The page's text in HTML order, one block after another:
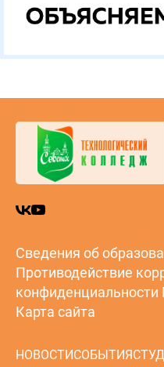
Сведения об
Противодействие
конфиденциальности
Карта сайта
НОВОСТИСОБЫТИЯ